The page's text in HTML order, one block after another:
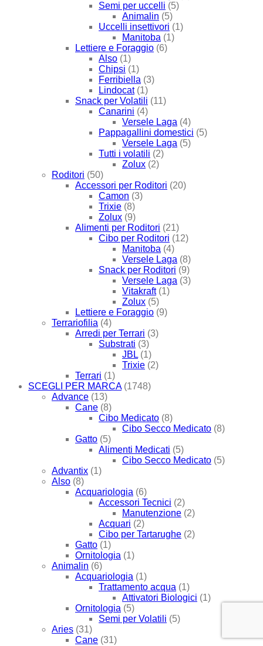
Semi per uccelli (5)
Animalin (5)
Uccelli insettivori (1)
Manitoba (1)
Lettiere e Foraggio (6)
Also (1)
Chipsi (1)
Ferribiella (3)
Lindocat (1)
Snack per Volatili (11)
Canarini (4)
Versele Laga (4)
Pappagallini domestici (5)
Versele Laga (5)
Tutti i volatili (2)
Zolux (2)
Roditori (50)
Accessori per Roditori (20)
Camon (3)
Trixie (8)
Zolux (9)
Alimenti per Roditori (21)
Cibo per Roditori (12)
Manitoba (4)
Versele Laga (8)
Snack per Roditori (9)
Versele Laga (3)
Vitakraft (1)
Zolux (5)
Lettiere e Foraggio (9)
Terrariofilia (4)
Arredi per Terrari (3)
Substrati (3)
JBL (1)
Trixie (2)
Terrari (1)
SCEGLI PER MARCA (1748)
Advance (13)
Cane (8)
Cibo Medicato (8)
Cibo Secco Medicato (8)
Gatto (5)
Alimenti Medicati (5)
Cibo Secco Medicato (5)
Advantix (1)
Also (8)
Acquariologia (6)
Accessori Tecnici (2)
Manutenzione (2)
Acquari (2)
Cibo per Tartarughe (2)
Gatto (1)
Ornitologia (1)
Animalin (6)
Acquariologia (1)
Trattamento acqua (1)
Attivatori Biologici (1)
Ornitologia (5)
Semi per Volatili (5)
Aries (31)
Cane (31)